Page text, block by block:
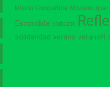
Misión Compartida Mozambique
Escondida podcast
solidaridad verano veranoFI